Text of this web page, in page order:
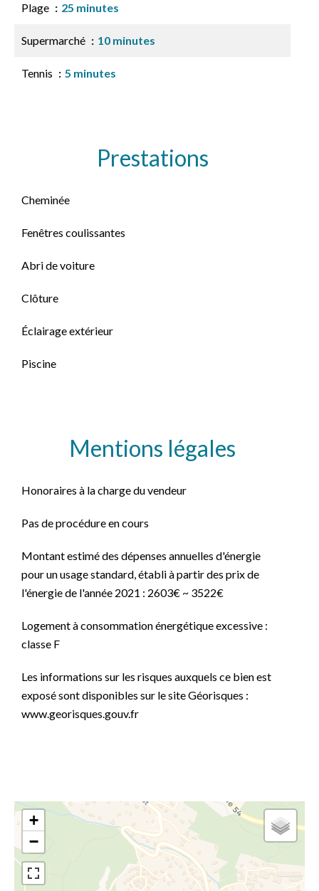
Plage 25 minutes
Supermarché 10 minutes
Tennis 5 minutes
Prestations
Cheminée
Fenêtres coulissantes
Abri de voiture
Clôture
Éclairage extérieur
Piscine
Mentions légales
Honoraires à la charge du vendeur
Pas de procédure en cours
Montant estimé des dépenses annuelles d'énergie
pour un usage standard, établi à partir des prix de
l'énergie de l'année 2021 : 2603€ ~ 3522€
Logement à consommation énergétique excessive :
classe F
Les informations sur les risques auxquels ce bien est
exposé sont disponibles sur le site Géorisques :
www.georisques.gouv.fr
+
−